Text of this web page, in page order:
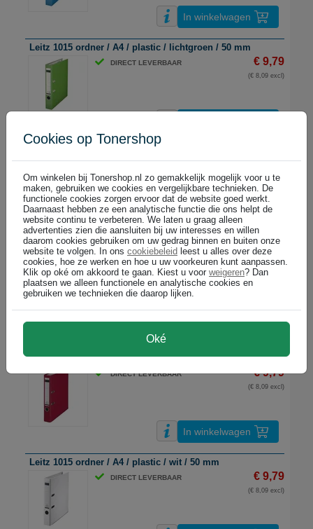
In winkelwagen
Leitz 1015 ordner / A4 / plastic / lichtgroen / 50 mm
DIRECT LEVERBAAR € 9,79
(€ 8,09 excl)
€ 9,79
(€ 8,09 excl)
In winkelwagen
Leitz 1015 ordner / A4 / plastic / oranje / 50 mm
DIRECT LEVERBAAR € 9,79
(€ 8,09 excl)
Leitz 1015 ordner / A4 / plastic / rood / 50 mm
DIRECT LEVERBAAR € 9,79
(€ 8,09 excl)
In winkelwagen
Leitz 1015 ordner / A4 / plastic / wit / 50 mm
DIRECT LEVERBAAR € 9,79
(€ 8,09 excl)
Cookies op Tonershop
Om winkelen bij Tonershop.nl zo gemakkelijk mogelijk voor u te
maken, gebruiken we cookies en vergelijkbare technieken. De
functionele cookies zorgen ervoor dat de website goed werkt.
Daarnaast hebben ze een analytische functie die ons helpt de
website continu te verbeteren. We laten u graag alleen
advertenties zien die aansluiten bij uw interesses en willen
daarom cookies gebruiken om uw gedrag binnen en buiten onze
website te volgen. In ons cookiebeleid leest u alles over deze
cookies, hoe ze werken en hoe u uw voorkeuren kunt aanpassen.
Klik op oké om akkoord te gaan. Kiest u voor weigeren? Dan
plaatsen we alleen functionele en analytische cookies en
gebruiken we technieken die daarop lijken.
Oké